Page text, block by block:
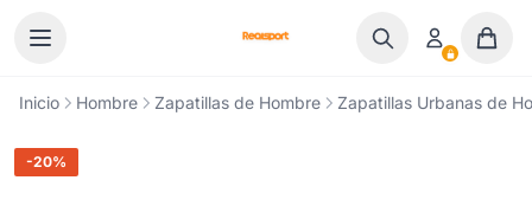
Inicio Hombre Zapatillas de Hombre Zapatillas Urbanas de
-20%